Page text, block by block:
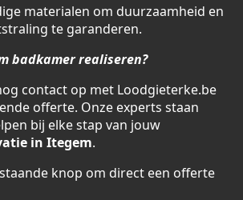
materialen om duurzaamheid en
te garanderen.
badkamer realiseren?
contact op met Loodgieterke.be
offerte. Onze experts staan
bij elke stap van jouw
in Itegem.
knop om direct een offerte